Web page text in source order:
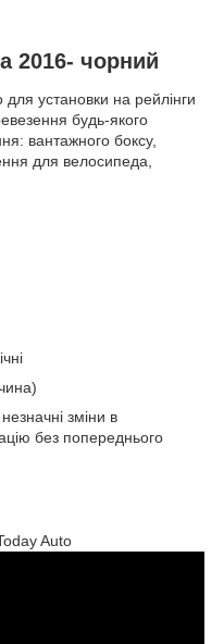
2016- чорний
установки на рейлінги
будь-якого
вантажного боксу,
для велосипеда,
зміни в
без попереднього
Auto